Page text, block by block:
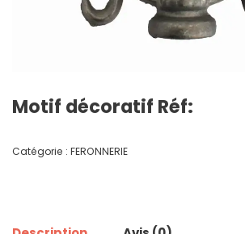
Motif décoratif Réf:
Catégorie : FERONNERIE